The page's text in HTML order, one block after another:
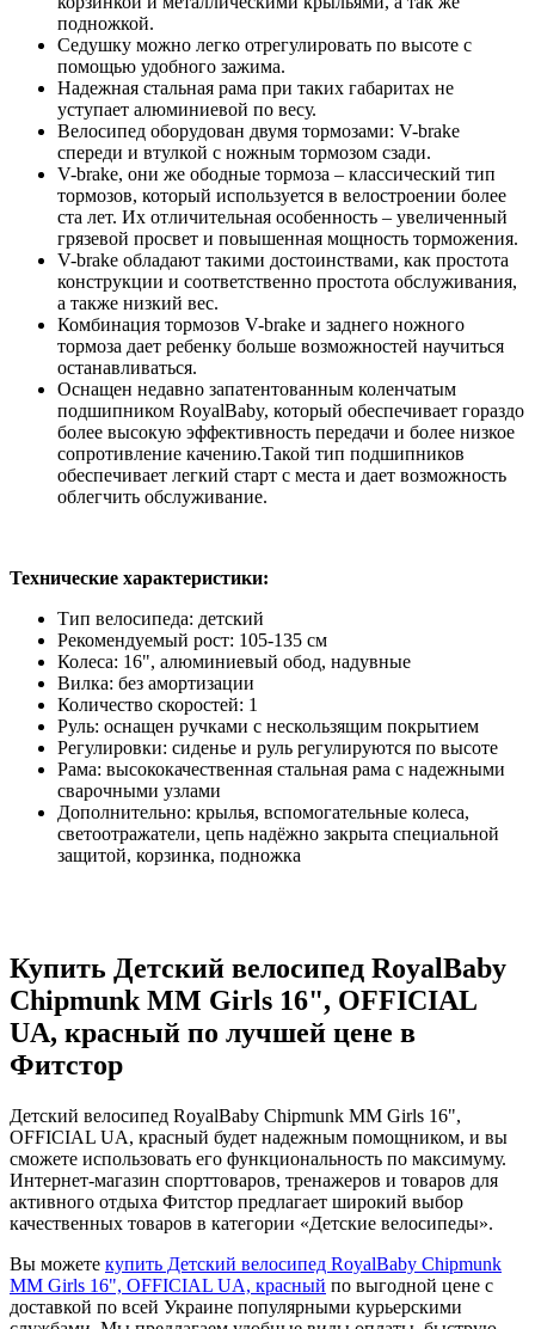
подножкой.
Седушку можно легко отрегулировать по высоте с
помощью удобного зажима.
Надежная стальная рама при таких габаритах не
уступает алюминиевой по весу.
Велосипед оборудован двумя тормозами: V-brake
спереди и втулкой с ножным тормозом сзади.
V-brake, они же ободные тормоза – классический тип
тормозов, который используется в велостроении более
ста лет. Их отличительная особенность – увеличенный
грязевой просвет и повышенная мощность торможения.
V-brake обладают такими достоинствами, как простота
конструкции и соответственно простота обслуживания,
а также низкий вес.
Комбинация тормозов V-brake и заднего ножного
тормоза дает ребенку больше возможностей научиться
останавливаться.
Оснащен недавно запатентованным коленчатым
подшипником RoyalBaby, который обеспечивает гораздо
более высокую эффективность передачи и более низкое
сопротивление качению.Такой тип подшипников
обеспечивает легкий старт с места и дает возможность
облегчить обслуживание.
Технические характеристики:
Тип велосипеда: детский
Рекомендуемый рост: 105-135 см
Колеса: 16", алюминиевый обод, надувные
Вилка: без амортизации
Количество скоростей: 1
Руль: оснащен ручками с нескользящим покрытием
Регулировки: сиденье и руль регулируются по высоте
Рама: высококачественная стальная рама с надежными
сварочными узлами
Дополнительно: крылья, вспомогательные колеса,
светоотражатели, цепь надёжно закрыта специальной
защитой, корзинка, подножка
Купить Детский велосипед RoyalBaby
Chipmunk MM Girls 16", OFFICIAL
UA, красный по лучшей цене в
Фитстор
Детский велосипед RoyalBaby Chipmunk MM Girls 16",
OFFICIAL UA, красный будет надежным помощником, и вы
сможете использовать его функциональность по максимуму.
Интернет-магазин спорттоваров, тренажеров и товаров для
активного отдыха Фитстор предлагает широкий выбор
качественных товаров в категории «Детские велосипеды».
Вы можете купить Детский велосипед RoyalBaby Chipmunk
MM Girls 16", OFFICIAL UA, красный по выгодной цене с
доставкой по всей Украине популярными курьерскими